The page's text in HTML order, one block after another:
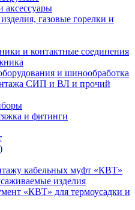
аксессуары
газовые горелки и
и контактные соединения
и шинообработка
СИП и ВЛ и прочий
и фитинги
кабельных муфт «КВТ»
изделия
«КВТ» для термоусадки и